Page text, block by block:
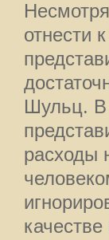
отнести
Шульц. В
расходы